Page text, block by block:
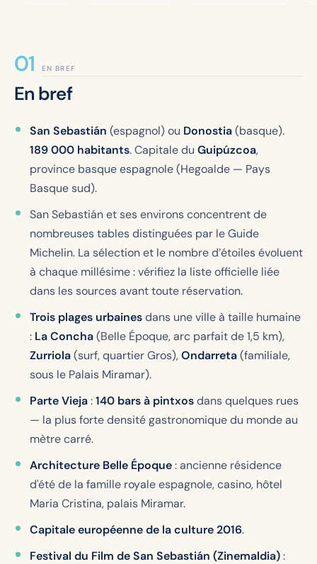
EN BREF
En bref
San Sebastián (espagnol) ou Donostia(basque).
189 000 habitants. Capitale du Guipúzcoa,
province basque espagnole (Hegoalde — Pays
Basque sud).
San Sebastián et ses environs concentrent de
nombreuses tables distinguées par le Guide
Michelin. La sélection et le nombre d’étoiles évoluent
à chaque millésime : vérifiez la liste officielle liée
dans les sources avant toute réservation.
Trois plages urbainesdans une ville à taille humaine
: La Concha(Belle Époque, arc parfait de 1,5 km),
Zurriola(surf, quartier Gros),Ondarreta(familiale,
sous le Palais Miramar).
Parte Vieja:140 bars à pintxosdans quelques rues
— la plus forte densité gastronomique du monde au
mètre carré.
Architecture Belle Époque: ancienne résidence
d'été de la famille royale espagnole, casino, hôtel
Maria Cristina, palais Miramar.
Capitale européenne de la culture 2016.
Festival du Film de San Sebastián (Zinemaldia):